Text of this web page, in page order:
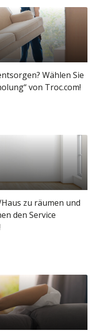
Wählen Sie
von Troc.com!
zu räumen und
den Service